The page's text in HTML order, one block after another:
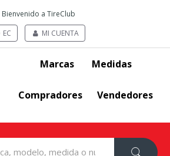
Bienvenido a TireClub
EC
MI CUENTA
Marcas Medidas
Compradores Vendedores